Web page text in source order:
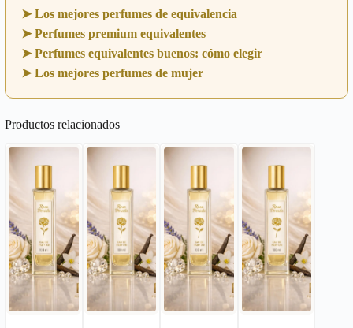
➤ Los mejores perfumes de equivalencia
➤ Perfumes premium equivalentes
➤ Perfumes equivalentes buenos: cómo elegir
➤ Los mejores perfumes de mujer
Productos relacionados